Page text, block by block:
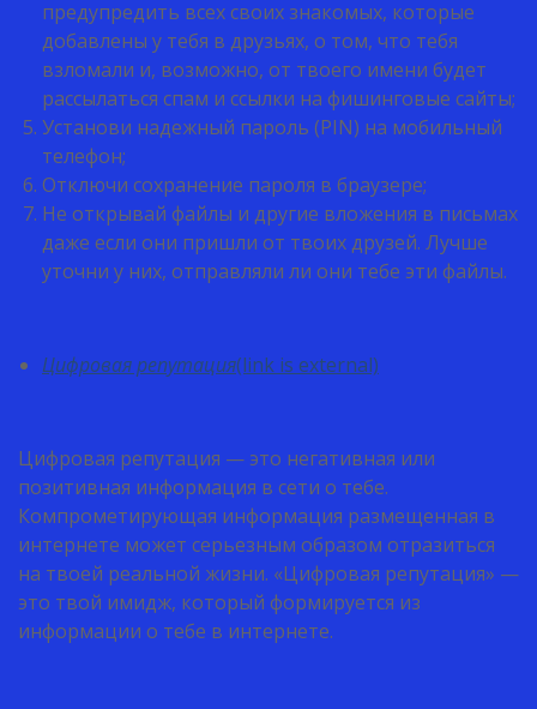
предупредить всех своих знакомых, которые
добавлены у тебя в друзьях, о том, что тебя
взломали и, возможно, от твоего имени будет
рассылаться спам и ссылки на фишинговые сайты;
Установи надежный пароль (PIN) на мобильный
телефон;
Отключи сохранение пароля в браузере;
Не открывай файлы и другие вложения в письмах
даже если они пришли от твоих друзей. Лучше
уточни у них, отправляли ли они тебе эти файлы.
Цифровая репутация(link is external)
Цифровая репутация — это негативная или
позитивная информация в сети о тебе.
Компрометирующая информация размещенная в
интернете может серьезным образом отразиться
на твоей реальной жизни. «Цифровая репутация» —
это твой имидж, который формируется из
информации о тебе в интернете.